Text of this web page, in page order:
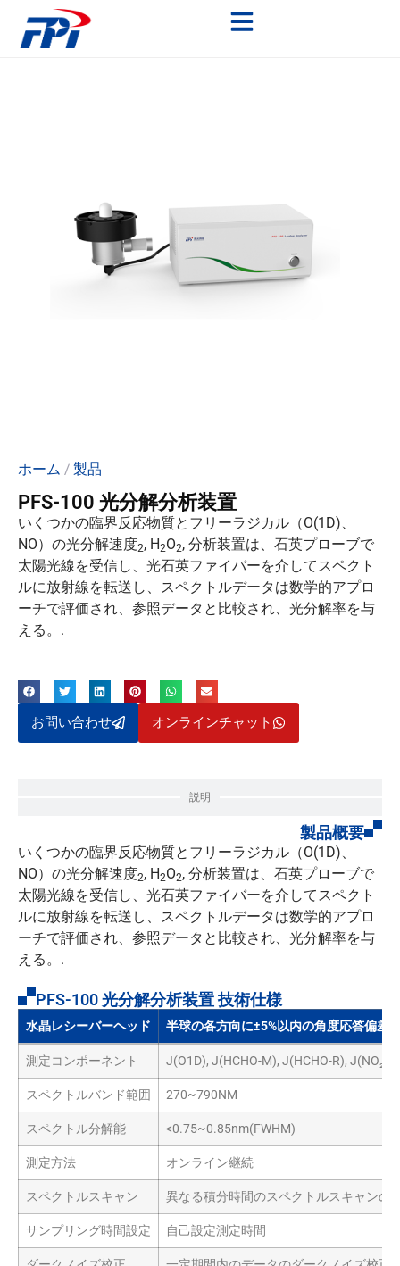
ホーム /製品
PFS-100 光分解分析装置
いくつかの臨界反応物質とフリーラジカル（O(1D)、
NO）の光分解速度2, H2O2, 分析装置は、石英プローブで
太陽光線を受信し、光石英ファイバーを介してスペクト
ルに放射線を転送し、スペクトルデータは数学的アプロ
ーチで評価され、参照データと比較され、光分解率を与
える。.
お問い合わせ オンラインチャット
説明
製品概要
いくつかの臨界反応物質とフリーラジカル（O(1D)、
NO）の光分解速度2, H2O2, 分析装置は、石英プローブで
太陽光線を受信し、光石英ファイバーを介してスペクト
ルに放射線を転送し、スペクトルデータは数学的アプロ
ーチで評価され、参照データと比較され、光分解率を与
える。.
PFS-100 光分解分析装置 技術仕様
水晶レシーバーヘッド 半球の各方向に±5%以内の角度応答偏差
測定コンポーネント J(O1D), J(HCHO-M), J(HCHO-R), J(NO₂),
スペクトルバンド範囲 270~790NM
スペクトル分解能 <0.75~0.85nm(FWHM)
測定方法 オンライン継続
スペクトルスキャン 異なる積分時間のスペクトルスキャンの
サンプリング時間設定 自己設定測定時間